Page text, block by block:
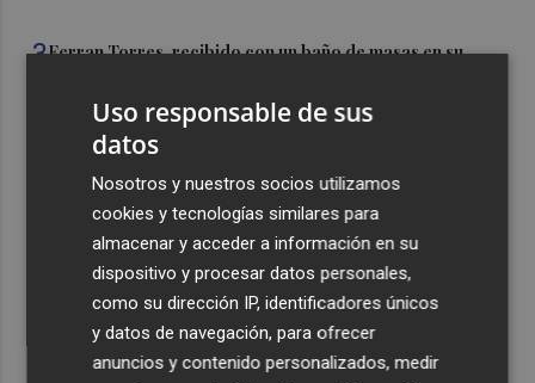
3Ferran Torres, recibido con un baño de masas en su
Foios se vuelca con Ferran Torres
Las '200 vidas' que llevaron a Paco Rabal de Águilas a la
cima del cine: un documental recupera la voz y la mirada
del actor
Uso responsable de sus
datos
Nosotros y nuestros socios utilizamos
cookies y tecnologías similares para
almacenar y acceder a información en su
dispositivo y procesar datos personales,
como su dirección IP, identificadores únicos
y datos de navegación, para ofrecer
anuncios y contenido personalizados, medir